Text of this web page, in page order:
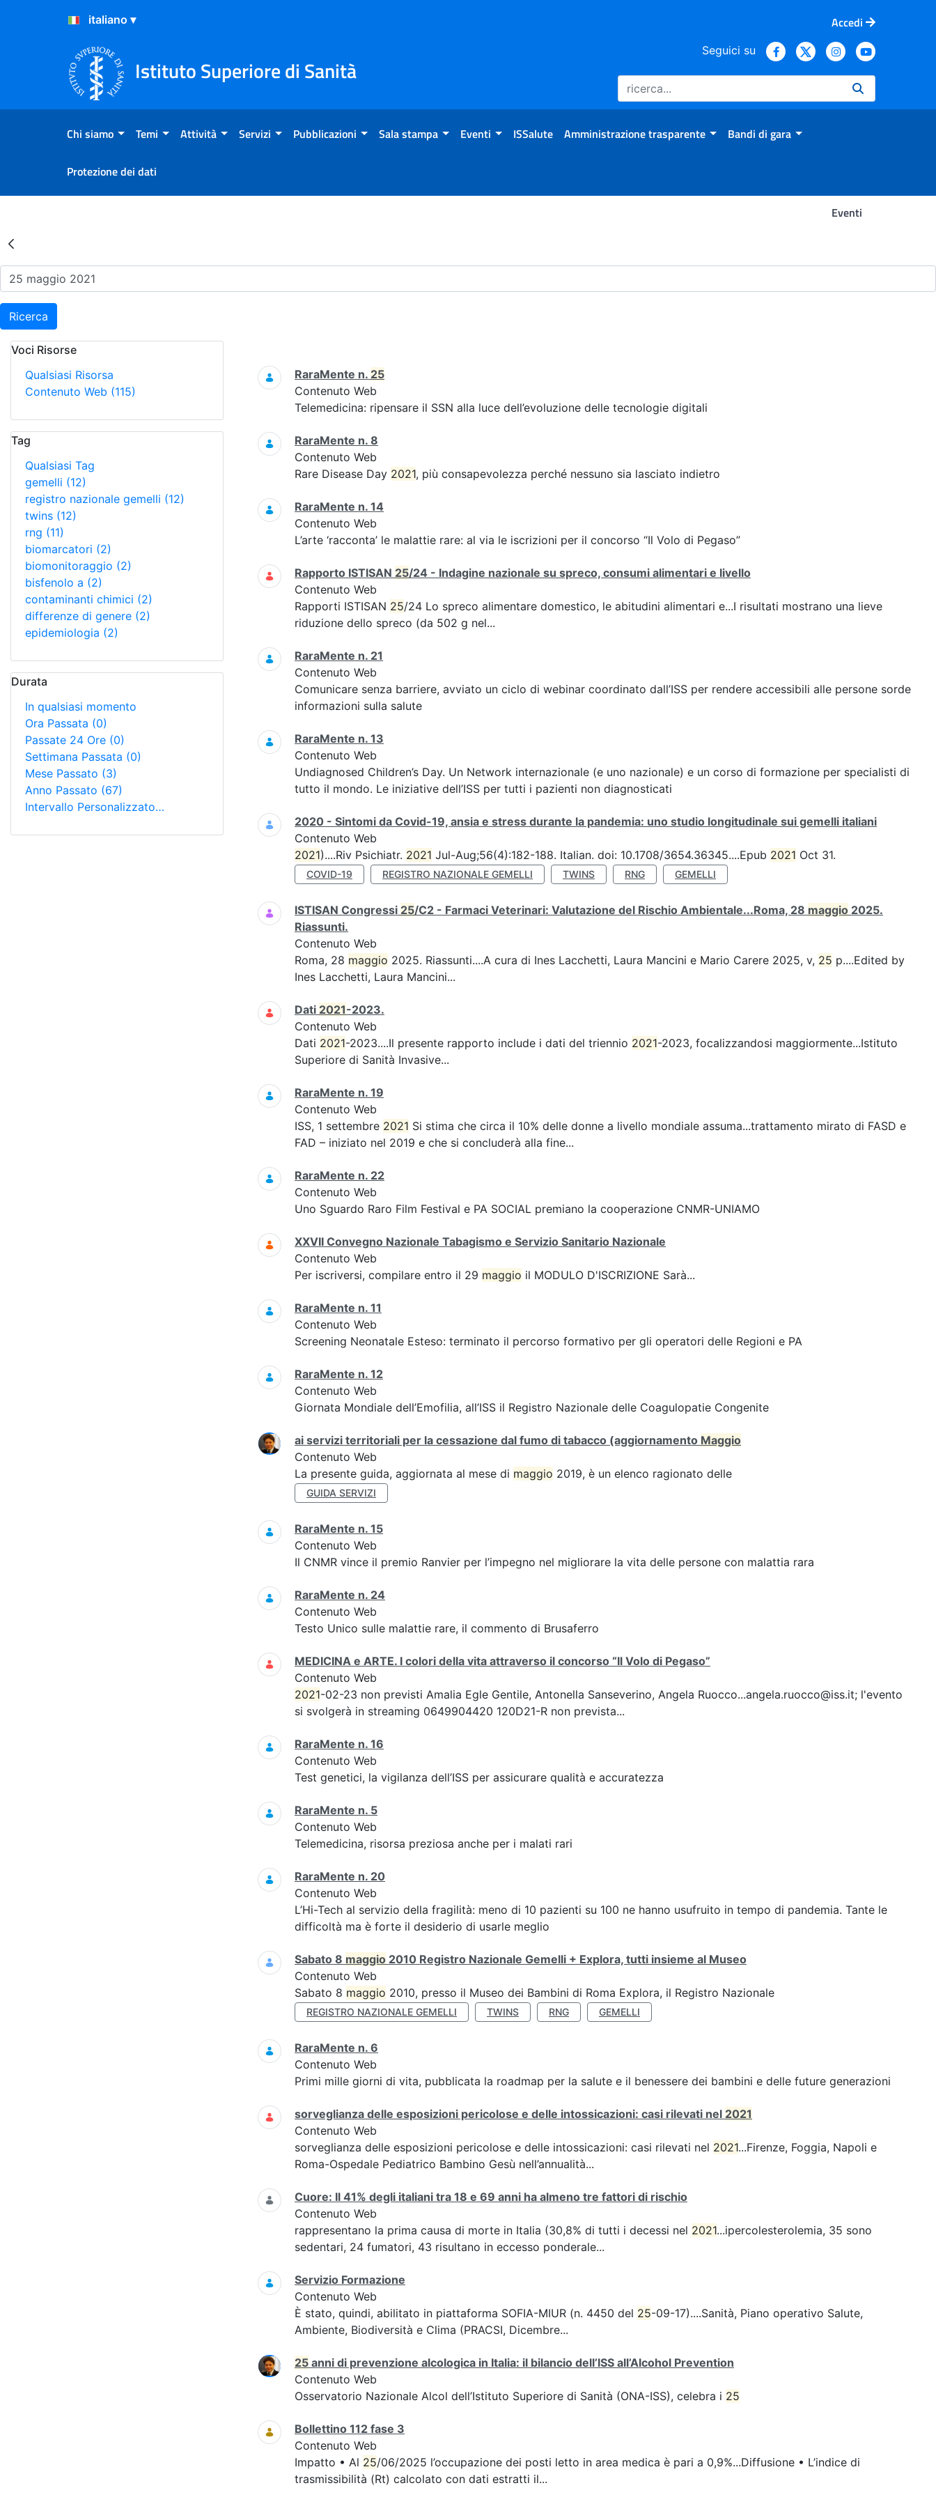
Salta al Contenuto
Salta al Footer
Accedi
Istituto Superiore di Sanità
Seguici su
Chi siamo Temi Attività Servizi Pubblicazioni Sala stampa Eventi ISSalute Amministrazione trasparente Bandi di gara
Protezione dei dati
Eventi
Risultati della Ricerca - Eventi
Ricerca
Voci Risorse
Qualsiasi Risorsa
Contenuto Web (115)
Tag
Qualsiasi Tag
gemelli (12)
registro nazionale gemelli (12)
twins (12)
rng (11)
biomarcatori (2)
biomonitoraggio (2)
bisfenolo a (2)
contaminanti chimici (2)
differenze di genere (2)
epidemiologia (2)
Durata
In qualsiasi momento
Ora Passata (0)
Passate 24 Ore (0)
Settimana Passata (0)
Mese Passato (3)
Anno Passato (67)
Intervallo Personalizzato…
Ricerca
RaraMente n. 25
Contenuto Web
Telemedicina: ripensare il SSN alla luce dell’evoluzione delle tecnologie digitali
RaraMente n. 8
Contenuto Web
Rare Disease Day 2021, più consapevolezza perché nessuno sia lasciato indietro
RaraMente n. 14
Contenuto Web
L’arte ‘racconta’ le malattie rare: al via le iscrizioni per il concorso “Il Volo di Pegaso”
Rapporto ISTISAN 25/24 - Indagine nazionale su spreco, consumi alimentari e livello
Contenuto Web
Rapporti ISTISAN 25/24 Lo spreco alimentare domestico, le abitudini alimentari e...I risultati mostrano una lieve
riduzione dello spreco (da 502 g nel...
RaraMente n. 21
Contenuto Web
Comunicare senza barriere, avviato un ciclo di webinar coordinato dall’ISS per rendere accessibili alle persone sorde
informazioni sulla salute
RaraMente n. 13
Contenuto Web
Undiagnosed Children’s Day. Un Network internazionale (e uno nazionale) e un corso di formazione per specialisti di
tutto il mondo. Le iniziative dell’ISS per tutti i pazienti non diagnosticati
2020 - Sintomi da Covid-19, ansia e stress durante la pandemia: uno studio longitudinale sui gemelli italiani
Contenuto Web
2021)....Riv Psichiatr. 2021 Jul-Aug;56(4):182-188. Italian. doi: 10.1708/3654.36345....Epub 2021 Oct 31.
COVID-19 REGISTRO NAZIONALE GEMELLI TWINS RNG GEMELLI
ISTISAN Congressi 25/C2 - Farmaci Veterinari: Valutazione del Rischio Ambientale...Roma, 28 maggio 2025.
Riassunti.
Contenuto Web
Roma, 28 maggio 2025. Riassunti....A cura di Ines Lacchetti, Laura Mancini e Mario Carere 2025, v, 25 p....Edited by
Ines Lacchetti, Laura Mancini...
Dati 2021-2023.
Contenuto Web
Dati 2021-2023....Il presente rapporto include i dati del triennio 2021-2023, focalizzandosi maggiormente...Istituto
Superiore di Sanità Invasive...
RaraMente n. 19
Contenuto Web
ISS, 1 settembre 2021 Si stima che circa il 10% delle donne a livello mondiale assuma...trattamento mirato di FASD e
FAD – iniziato nel 2019 e che si concluderà alla fine...
RaraMente n. 22
Contenuto Web
Uno Sguardo Raro Film Festival e PA SOCIAL premiano la cooperazione CNMR-UNIAMO
XXVII Convegno Nazionale Tabagismo e Servizio Sanitario Nazionale
Contenuto Web
Per iscriversi, compilare entro il 29 maggio il MODULO D'ISCRIZIONE Sarà...
RaraMente n. 11
Contenuto Web
Screening Neonatale Esteso: terminato il percorso formativo per gli operatori delle Regioni e PA
RaraMente n. 12
Contenuto Web
Giornata Mondiale dell’Emofilia, all’ISS il Registro Nazionale delle Coagulopatie Congenite
ai servizi territoriali per la cessazione dal fumo di tabacco (aggiornamento Maggio
Contenuto Web
La presente guida, aggiornata al mese di maggio 2019, è un elenco ragionato delle
GUIDA SERVIZI
RaraMente n. 15
Contenuto Web
Il CNMR vince il premio Ranvier per l’impegno nel migliorare la vita delle persone con malattia rara
RaraMente n. 24
Contenuto Web
Testo Unico sulle malattie rare, il commento di Brusaferro
MEDICINA e ARTE. I colori della vita attraverso il concorso “Il Volo di Pegaso”
Contenuto Web
2021-02-23 non previsti Amalia Egle Gentile, Antonella Sanseverino, Angela Ruocco...angela.ruocco@iss.it; l'evento
si svolgerà in streaming 0649904420 120D21-R non prevista...
RaraMente n. 16
Contenuto Web
Test genetici, la vigilanza dell’ISS per assicurare qualità e accuratezza
RaraMente n. 5
Contenuto Web
Telemedicina, risorsa preziosa anche per i malati rari
RaraMente n. 20
Contenuto Web
L’Hi-Tech al servizio della fragilità: meno di 10 pazienti su 100 ne hanno usufruito in tempo di pandemia. Tante le
difficoltà ma è forte il desiderio di usarle meglio
Sabato 8 maggio 2010 Registro Nazionale Gemelli + Explora, tutti insieme al Museo
Contenuto Web
Sabato 8 maggio 2010, presso il Museo dei Bambini di Roma Explora, il Registro Nazionale
REGISTRO NAZIONALE GEMELLI TWINS RNG GEMELLI
RaraMente n. 6
Contenuto Web
Primi mille giorni di vita, pubblicata la roadmap per la salute e il benessere dei bambini e delle future generazioni
sorveglianza delle esposizioni pericolose e delle intossicazioni: casi rilevati nel 2021
Contenuto Web
sorveglianza delle esposizioni pericolose e delle intossicazioni: casi rilevati nel 2021...Firenze, Foggia, Napoli e
Roma-Ospedale Pediatrico Bambino Gesù nell’annualità...
Cuore: Il 41% degli italiani tra 18 e 69 anni ha almeno tre fattori di rischio
Contenuto Web
rappresentano la prima causa di morte in Italia (30,8% di tutti i decessi nel 2021...ipercolesterolemia, 35 sono
sedentari, 24 fumatori, 43 risultano in eccesso ponderale...
Servizio Formazione
Contenuto Web
È stato, quindi, abilitato in piattaforma SOFIA-MIUR (n. 4450 del 25-09-17)....Sanità, Piano operativo Salute,
Ambiente, Biodiversità e Clima (PRACSI, Dicembre...
25 anni di prevenzione alcologica in Italia: il bilancio dell’ISS all’Alcohol Prevention
Contenuto Web
Osservatorio Nazionale Alcol dell’Istituto Superiore di Sanità (ONA-ISS), celebra i 25
Bollettino 112 fase 3
Contenuto Web
Impatto • Al 25/06/2025 l’occupazione dei posti letto in area medica è pari a 0,9%...Diffusione • L’indice di
trasmissibilità (Rt) calcolato con dati estratti il...